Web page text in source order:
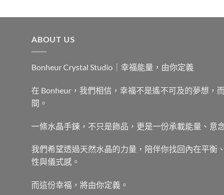
ABOUT US
Bonheur Crystal Studio｜幸福能量，由你定義
在 Bonheur，我們相信，幸福不是遙不可及的夢想，
間。
一條水晶手鍊，不只是飾品，更是一份承載能量、意
我們希望透過天然水晶的力量，陪伴你找回內在平衡
性與儀式感。
而這份幸福，將由你定義。